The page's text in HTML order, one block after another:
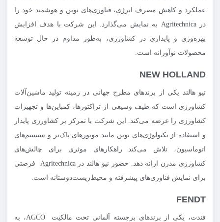
عملکرد و کاهش مصرف انرژی، فناوری‌های نوین و هوشمند خود را
در Agritechnica به نمایش می‌گذارد. این شرکت با هدف افزایش
بهره‌وری و پایداری در کشاورزی، به‌طور مداوم در حال توسعه
محصولات نوآورانه است.
NEW HOLLAND
نیو هالند یکی از برندهای مطرح جهانی در زمینه تولید ماشین‌آلات
کشاورزی است که طیف وسیعی از تراکتورها، کمباین‌ها و تجهیزات
کشاورزی را عرضه می‌کند. این شرکت با تمرکز بر کشاورزی پایدار
و استفاده از تکنولوژی‌های نوین مانند موتورهای پاک‌تر و سیستم‌های
اتوماسیون، تلاش می‌کند راهکارهای موثری برای چالش‌های
کشاورزی مدرن ارائه دهد. حضور نیو هالند در Agritechnica فرصتی
برای نمایش فناوری‌های پیشرفته و محیط‌زیست‌دوستانه است.
FENDT
فندت، یکی از برندهای برجسته آلمانی تحت مالکیت AGCO، به